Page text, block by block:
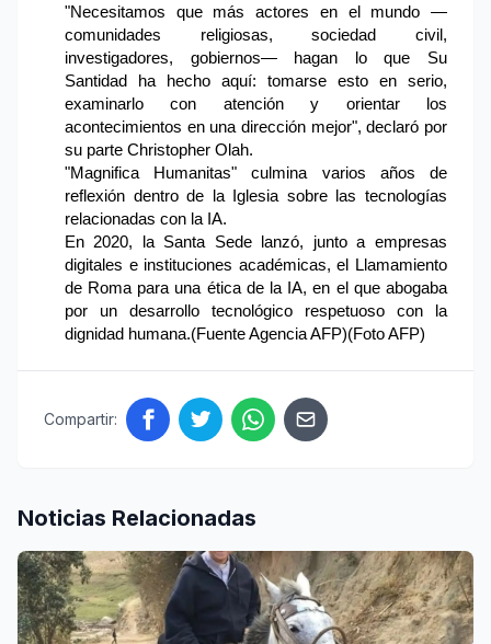
"Necesitamos que más actores en el mundo —
comunidades religiosas, sociedad civil,
investigadores, gobiernos— hagan lo que Su
Santidad ha hecho aquí: tomarse esto en serio,
examinarlo con atención y orientar los
acontecimientos en una dirección mejor", declaró por
su parte Christopher Olah.
"Magnifica Humanitas" culmina varios años de
reflexión dentro de la Iglesia sobre las tecnologías
relacionadas con la IA.
En 2020, la Santa Sede lanzó, junto a empresas
digitales e instituciones académicas, el Llamamiento
de Roma para una ética de la IA, en el que abogaba
por un desarrollo tecnológico respetuoso con la
dignidad humana.(Fuente Agencia AFP)(Foto AFP)
Compartir:
Noticias Relacionadas